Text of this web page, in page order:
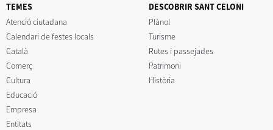
TEMES
Atenció ciutadana
Calendari de festes locals
Català
Comerç
Cultura
Educació
Empresa
Entitats
DESCOBRIR SANT CELONI
Plànol
Turisme
Rutes i passejades
Patrimoni
Història